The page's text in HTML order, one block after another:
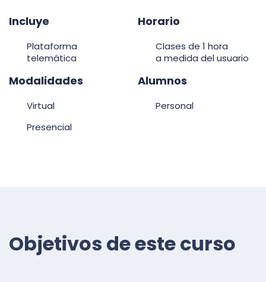
Incluye
Plataforma
telemática
Horario
Clases de 1 hora
a medida del usuario
Modalidades
Virtual
Presencial
Alumnos
Personal
Objetivos de este curso